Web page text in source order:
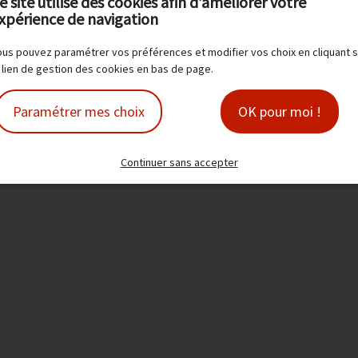
de navigation
pouvez paramétrer vos préférences et modifier vos choix en cliquant
de gestion des cookies en bas de page.
Paramétrer mes choix OK pour moi !
Continuer sans accepter